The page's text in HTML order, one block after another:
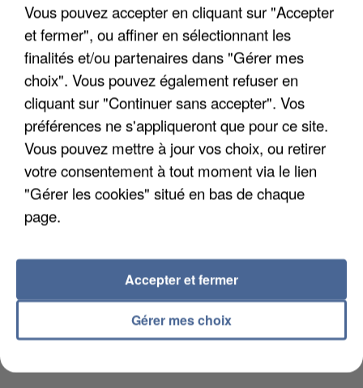
UN SECOND CADRE DE LA DZ MAFIA
INTERPELLÉ EN ALGÉRIE
UNE TOURISTE DE L’OISE EMPORTÉE PAR UNE
Vous pouvez accepter en cliquant sur "Accepter
et fermer", ou affiner en sélectionnant les
finalités et/ou partenaires dans "Gérer mes
choix". Vous pouvez également refuser en
cliquant sur "Continuer sans accepter". Vos
préférences ne s'appliqueront que pour ce site.
Vous pouvez mettre à jour vos choix, ou retirer
votre consentement à tout moment via le lien
"Gérer les cookies" situé en bas de chaque
page.
Gérer mes choix
Accepter et fermer